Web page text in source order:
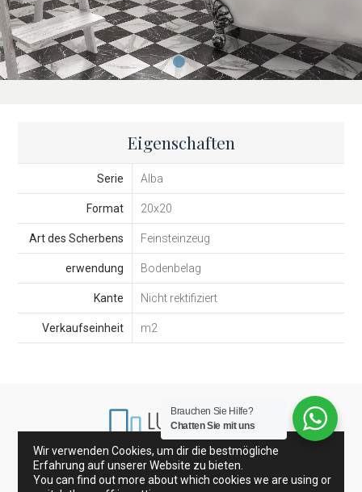
Eigenschaften
Serie Alba
Format 20x20
Art des Scherbens Feinsteinzeug
erwendung Bodenbelag
Kante Nicht rektifiziert
Verkaufseinheit m2
Porzellanfliesen und Wandfliesen
Glasfliesen
Wir verwenden Cookies, um dir die bestmögliche
Erfahrung auf unserer Website zu bieten.
You can find out more about which cookies we are using or
Brauchen Sie Hilfe?
Chatten Sie mit uns